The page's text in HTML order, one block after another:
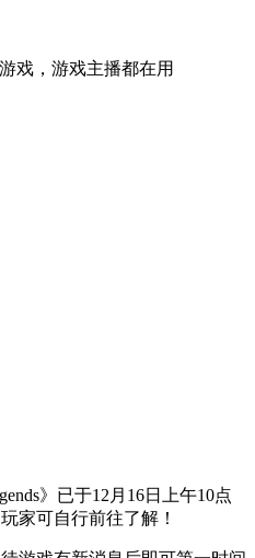
戏，游戏主播都在用
》已于12月16日上午10点
家可自行前往了解！